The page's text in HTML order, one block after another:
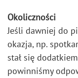
Okoliczności
Jeśli dawniej do
okazja, np.
stał się
powinniśmy